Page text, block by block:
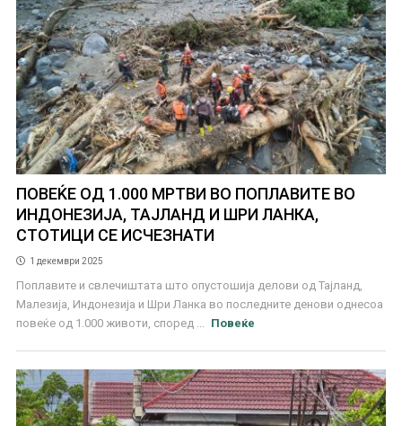
ПОВЕЌЕ ОД 1.000 МРТВИ ВО ПОПЛАВИТЕ ВО
ИНДОНЕЗИЈА, ТАЈЛАНД И ШРИ ЛАНКА,
СТОТИЦИ СЕ ИСЧЕЗНАТИ
1 декември 2025
Поплавите и свлечиштата што опустошија делови од Тајланд,
Малезија, Индонезија и Шри Ланка во последните денови однесоа
повеќе од 1.000 животи, според ...
Повеќе